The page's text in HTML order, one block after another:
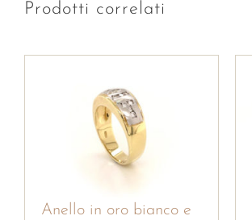
Prodotti correlati
Anello in oro bianco e